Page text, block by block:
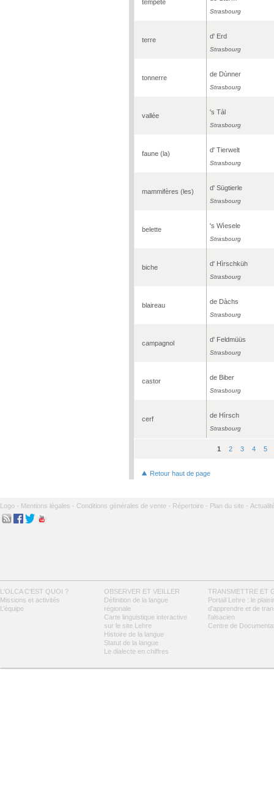
tempête
Strasbourg
terre d' Erd
Strasbourg
tonnerre de Dùnner
Strasbourg
vallée 's Tàl
Strasbourg
faune (la) d' Tierwelt
Strasbourg
mammifères (les) d' Sügtierle
Strasbourg
belette 's Wìesele
Strasbourg
biche d' Hìrschküh
Strasbourg
blaireau de Dàchs
Strasbourg
campagnol d' Feldmüüs
Strasbourg
castor de Biber
Strasbourg
cerf de Hìrsch
Strasbourg
1 2 3 4 5
Retour haut de page
Logo - Mentions légales - Conditions générales de vente - Répertoire - Plan du site -
L'OLCA C'EST QUOI ?
Missions et activités
L’équipe
OBSERVER ET VEILLER
Définition de la langue
régionale
Carte linguistique interactive
sur le site Lehre
Histoire de la langue
Statut de la langue
Le dialecte en chiffres
TRANSMETTRE ET
Portail Lehre : le plaisir
d’apprendre et de
l’alsacien
Centre de